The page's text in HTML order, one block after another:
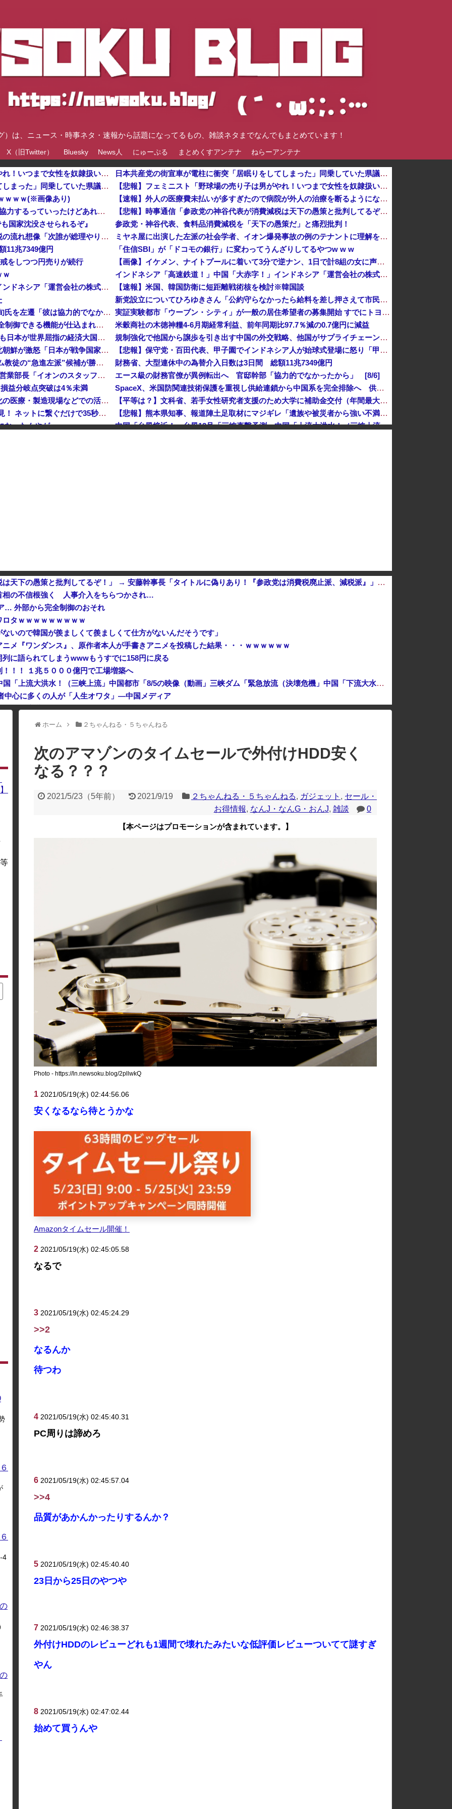
は、ニュース・時事ネタ・速報から話題になってるもの、雑談ネタまでなんでもまとめています！
X（旧Twitter） Bluesky News人 にゅーぷる まとめくすアンテナ ねらーアンテナ
【悲報】フェミニスト「野球場の売り子は男がやれ！いつまで女性を奴隷扱いする気だ」他
日本共産党の街宣車が電柱に衝突「居眠りをしてしまった」同乗していた県議を含め男女3人重傷
ｗｗｗ(※画像あり)
韓国政府「3年前に石炭火発のアンモニア混焼で協力するっていったけどあれ取りやめな。政権変わったし」……韓国とまともな協力ができない理由、これなんですよね
国家沈没させられるぞ』
【正論】カンニング竹山、消費税減税失敗→増税の流れ想像「次誰が総理やりたいと思います？」
11兆7349億円
をしつつ円売りが続行
ｗ
インドネシア「高速鉄道！」中国「大赤字！」インドネシア「運営会社の株式購入！（負債対策」中国「はい（巨額負債」インドネシア「700km延伸計画！（実質中止」→
【速報】 高市政権、エース級の財務官僚・一松旬氏を左遷「彼は協力的でなかった」財務省の言いなりではないことが判明
中国製ルーター20機種にバックドア 外部から完全制御できる機能が仕込まれていた
石油もない、鉄もない、国土の7割は山…それでも日本が世界屈指の経済大国になれた「勤勉さ」以外の勝因！
日本が長距離巡航ミサイルの試験発射に成功！北朝鮮が激怒「日本が戦争国家になろうとしている」「絶対に傍観しない、必ず後悔させる」
アメリカ・ミシガン州の民主党予備選挙 イスラム教徒の“急進左派”候補が勝利確実に⋯トランプ氏は批判
日本「熊本地震」ハビタ「従業員2人亡くなる」営業部長「イオンのスタッフに制止されなかった」日本「部長が連絡後の店員行動を証言（謎」イオン「再入館可能の事実ない」→
益分岐点突破は4％未満
ついに国産ヒューマノイド登場、人手不足深刻化の医療・製造現場などでの活用想定！
【衝撃】 中国製ルーター20機種にバックドア発見！ ネットに繋ぐだけで35秒ごとに中国のサーバーと通信
なったんやが
日本共産党の街宣車が電柱に衝突「居眠りをしてしまった」同乗していた県議を含め男女3人重傷
【悲報】フェミニスト「野球場の売り子は男がやれ！いつまで女性を奴隷扱いする気だ」他
【速報】外人の医療費未払いが多すぎたので病院が外人の治療を断るようになってしまう
【悲報】時事通信「参政党の神谷代表が消費減税は天下の愚策と批判してるぞ！」 → 安藤幹事長「タイトルに偽りあり！『参政党は消費税廃止派、減税派』...
参政党・神谷代表、食料品消費減税を「天下の愚策だ」と痛烈批判！
ミヤネ屋に出演した左派の社会学者、イオン爆発事故の例のテナントに理解を示して……
「住信SBI」が「ドコモの銀行」に変わってうんざりしてるやつw w w
【画像】イケメン、ナイトプールに着いて3分で逆ナン、1日で計8組の女に声をかけられるｗｗｗ
インドネシア「高速鉄道！」中国「大赤字！」インドネシア「運営会社の株式購入！（負債対策」中国「はい（巨額負債」インドネシア「700km延伸計画！...
【速報】米国、韓国防衛に短距離戦術核を検討※韓国談
新党設立についてひろゆきさん「公約守らなかったら給料を差し押さえて市民に配ります」「平均的な収入の人が結婚できるようにしなければならない」
実証実験都市「ウーブン・シティ」が一般の居住希望者の募集開始 すでにトヨタ関係者が居住
米穀商社の木徳神糧4-6月期経常利益、前年同期比97.7％減の0.7億円に減益
規制強化で他国から譲歩を引き出す中国の外交戦略、他国がサプライチェーン変更で対抗した結果……
【悲報】保守党・百田代表、甲子園でインドネシア人が始球式登場に怒り「甲子園を政治利用するな！」
財務省、大型連休中の為替介入日数は3日間 総額11兆7349億円
エース級の財務官僚が異例転出へ 官邸幹部「協力的でなかったから」 [8/6]
SpaceX、米国防関連技術保護を重視し供給連鎖から中国系を完全排除へ 供給業者に「中国籍人員をSpaceX向けの生産に関わらせないこと」「中国...
【平等は？】文科省、若手女性研究者支援のため大学に補助金交付（年間最大5000万円）「将来のリーダーとして活躍する（女性の）人材を輩出したい」
【悲報】熊本県知事、報道陣土足取材にマジギレ「遺族や被災者から強い不満でてる！」 → 記者「例えば？」 → 知事、怒り通り越して呆れてしまう …...
中国「台風接近！」台風13号「三峡直撃予測」中国「上流大洪水！（三峡上流」中国都市「8/5の映像（動画」三峡ダム「緊急放流（決壊危機」中国「下流...
【悲報】時事通信「参政党の神谷代表が消費減税は天下の愚策と批判してるぞ！」 → 安藤幹事長「タイトルに偽りあり！『参政党は消費税廃止派、減税派』」ｗｗｗｗｗｗｗｗ
相の不信根強く 人事介入をちらつかされ…
… 外部から完全制御のおそれ
ロタｗｗｗｗｗｗｗｗｗ
いので韓国が羨ましくて羨ましくて仕方がないんだそうです」
メ『ワンダンス』、原作者本人が手書きアニメを投稿した結果・・・ｗｗｗｗｗｗ
に語られてしまうwwwもうすでに158円に戻る
！！ １兆５０００億円で工場増築へ
中国「台風接近！」台風13号「三峡直撃予測」中国「上流大洪水！（三峡上流」中国都市「8/5の映像（動画」三峡ダム「緊急放流（決壊危機」中国「下流大水害（震え声」→
中心に多くの人が「人生オワタ」―中国メディア
からの言葉明かす
している場合、一部のコンテンツが表示されなくなったり、サイト全体のレイアウトが崩れたりする場合があります。
ホーム ２ちゃんねる・５ちゃんねる
次のアマゾンのタイムセールで外付けHDD安く
なる？？？
2021/5/23（5年前） 2021/9/19 ２ちゃんねる・５ちゃんねる, ガジェット , セール・
お得情報, なんJ・なんG・おんJ, 雑談 0
【本ページはプロモーションが含まれています。】
Photo - https://ln.newsoku.blog/2pllwkQ
1 2021/05/19(水) 02:44:56.06
安くなるなら待とうかな
Amazonタイムセール開催！
2 2021/05/19(水) 02:45:05.58
なるで
3 2021/05/19(水) 02:45:24.29
>>2
なるんか
待つわ
4 2021/05/19(水) 02:45:40.31
PC周りは諦めろ
6 2021/05/19(水) 02:45:57.04
>>4
品質があかんかったりするんか？
5 2021/05/19(水) 02:45:40.40
23日から25日のやつや
7 2021/05/19(水) 02:46:38.37
外付けHDDのレビューどれも1週間で壊れたみたいな低評価レビューついてて謎すぎ
やん
8 2021/05/19(水) 02:47:02.44
始めて買うんや
4